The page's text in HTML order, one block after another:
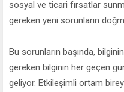
sosyal ve ticari fırsatlar
gereken yeni sorunların
Bu sorunların başında,
gereken bilginin her geçen
geliyor. Etkileşimli ortam